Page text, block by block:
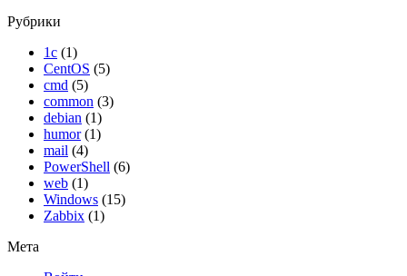
Рубрики
1с (1)
CentOS (5)
cmd (5)
common (3)
debian (1)
humor(1)
mail (4)
PowerShell (6)
web (1)
Windows (15)
Zabbix (1)
Мета